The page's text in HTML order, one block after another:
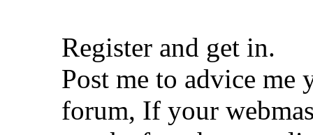
Register and get in.
Post me to advice
forum, If your